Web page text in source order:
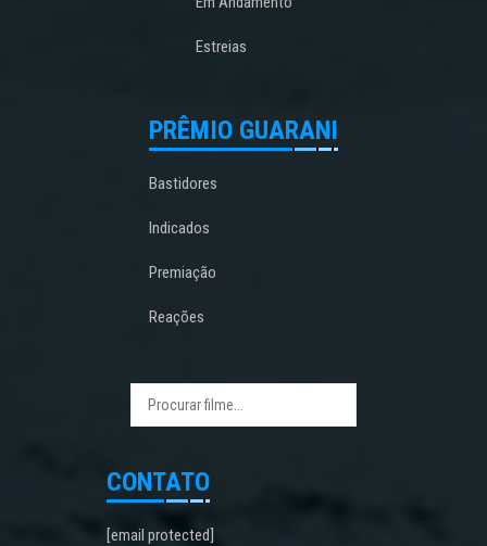
Estreias
PRÊMIO GUARANI
Bastidores
Indicados
Premiação
Reações
CONTATO
[email protected]